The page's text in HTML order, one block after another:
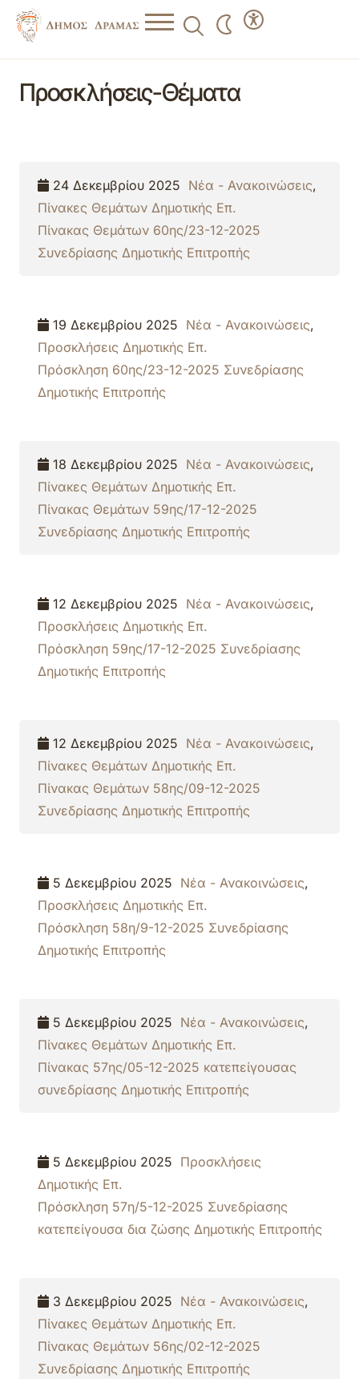
Προσκλήσεις-Θέματα
24 Δεκεμβρίου 2025 Νέα - Ανακοινώσεις,
Πίνακες Θεμάτων Δημοτικής Επ.
Πίνακας Θεμάτων 60ης/23-12-2025
Συνεδρίασης Δημοτικής Επιτροπής
19 Δεκεμβρίου 2025 Νέα - Ανακοινώσεις,
Προσκλήσεις Δημοτικής Επ.
Πρόσκληση 60ης/23-12-2025 Συνεδρίασης
Δημοτικής Επιτροπής
18 Δεκεμβρίου 2025 Νέα - Ανακοινώσεις,
Πίνακες Θεμάτων Δημοτικής Επ.
Πίνακας Θεμάτων 59ης/17-12-2025
Συνεδρίασης Δημοτικής Επιτροπής
12 Δεκεμβρίου 2025 Νέα - Ανακοινώσεις,
Προσκλήσεις Δημοτικής Επ.
Πρόσκληση 59ης/17-12-2025 Συνεδρίασης
Δημοτικής Επιτροπής
12 Δεκεμβρίου 2025 Νέα - Ανακοινώσεις,
Πίνακες Θεμάτων Δημοτικής Επ.
Πίνακας Θεμάτων 58ης/09-12-2025
Συνεδρίασης Δημοτικής Επιτροπής
5 Δεκεμβρίου 2025 Νέα - Ανακοινώσεις,
Προσκλήσεις Δημοτικής Επ.
Πρόσκληση 58η/9-12-2025 Συνεδρίασης
Δημοτικής Επιτροπής
5 Δεκεμβρίου 2025 Νέα - Ανακοινώσεις,
Πίνακες Θεμάτων Δημοτικής Επ.
Πίνακας 57ης/05-12-2025 κατεπείγουσας
συνεδρίασης Δημοτικής Επιτροπής
5 Δεκεμβρίου 2025 Προσκλήσεις
Δημοτικής Επ.
Πρόσκληση 57η/5-12-2025 Συνεδρίασης
κατεπείγουσα δια ζώσης Δημοτικής Επιτροπής
3 Δεκεμβρίου 2025 Νέα - Ανακοινώσεις,
Πίνακες Θεμάτων Δημοτικής Επ.
Πίνακας Θεμάτων 56ης/02-12-2025
Συνεδρίασης Δημοτικής Επιτροπής